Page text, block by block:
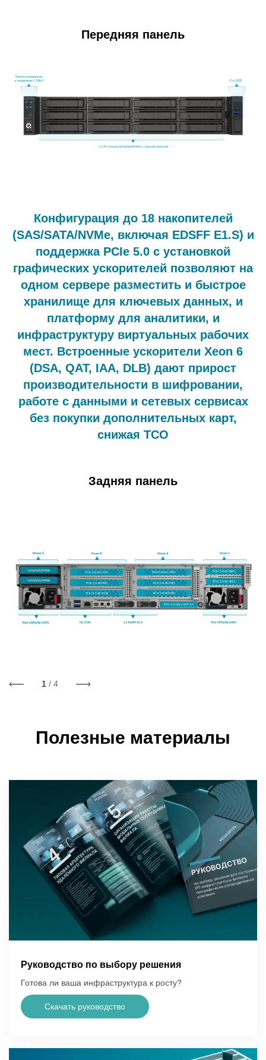
Передняя панель
Конфигурация до 18 накопителей
(SAS/SATA/NVMe, включая EDSFF E1.S) и
поддержка PCIe 5.0 с установкой
графических ускорителей позволяют на
одном сервере разместить и быстрое
хранилище для ключевых данных, и
платформу для аналитики, и
инфраструктуру виртуальных рабочих
мест. Встроенные ускорители Xeon 6
(DSA, QAT, IAA, DLB) дают прирост
производительности в шифровании,
работе с данными и сетевых сервисах
без покупки дополнительных карт,
снижая TCO
Задняя панель
1 / 4
Полезные материалы
Руководство по выбору решения
Готова ли ваша инфраструктура к росту?
Скачать руководство